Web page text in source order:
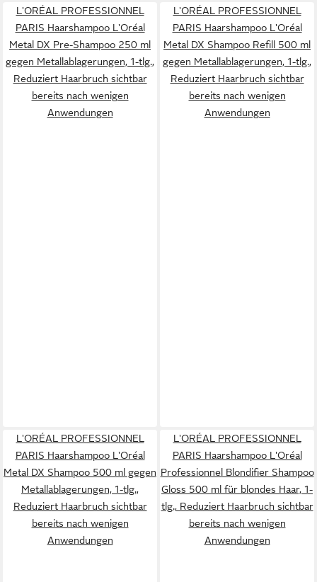
L'ORÉAL PROFESSIONNEL
PARIS Haarshampoo L'Oréal
Metal DX Pre-Shampoo 250 ml
gegen Metallablagerungen, 1-tlg.,
Reduziert Haarbruch sichtbar
bereits nach wenigen
Anwendungen
L'ORÉAL PROFESSIONNEL
PARIS Haarshampoo L'Oréal
Metal DX Shampoo Refill 500 ml
gegen Metallablagerungen, 1-tlg.,
Reduziert Haarbruch sichtbar
bereits nach wenigen
Anwendungen
L'ORÉAL PROFESSIONNEL
PARIS Haarshampoo L'Oréal
Metal DX Shampoo 500 ml gegen
Metallablagerungen, 1-tlg.,
Reduziert Haarbruch sichtbar
bereits nach wenigen
Anwendungen
L'ORÉAL PROFESSIONNEL
PARIS Haarshampoo L'Oréal
Professionnel Blondifier Shampoo
Gloss 500 ml für blondes Haar, 1-
tlg., Reduziert Haarbruch sichtbar
bereits nach wenigen
Anwendungen